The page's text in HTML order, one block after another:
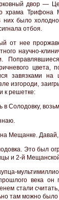
двор —
храма
было
отбоя.
от нее
научно-
цвета,
завязками на
изгороди,
к решетке:
Солодовку,
Мещанке. Давай,
Это был
и 2-й
века он
стали
там можно было